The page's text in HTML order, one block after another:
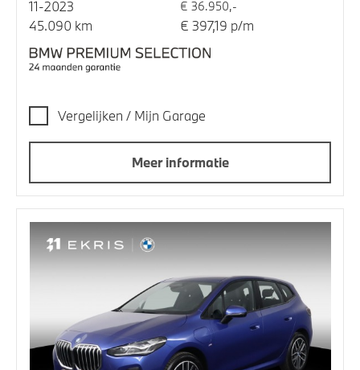
11-2023 € 36.950,-
45.090 km € 397,19 p/m
Vergelijken / Mijn Garage
Meer informatie